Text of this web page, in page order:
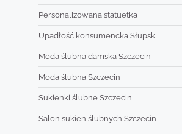
Personalizowana statuetka
Upadłość konsumencka Słupsk
Moda ślubna damska Szczecin
Moda ślubna Szczecin
Sukienki ślubne Szczecin
Salon sukien ślubnych Szczecin